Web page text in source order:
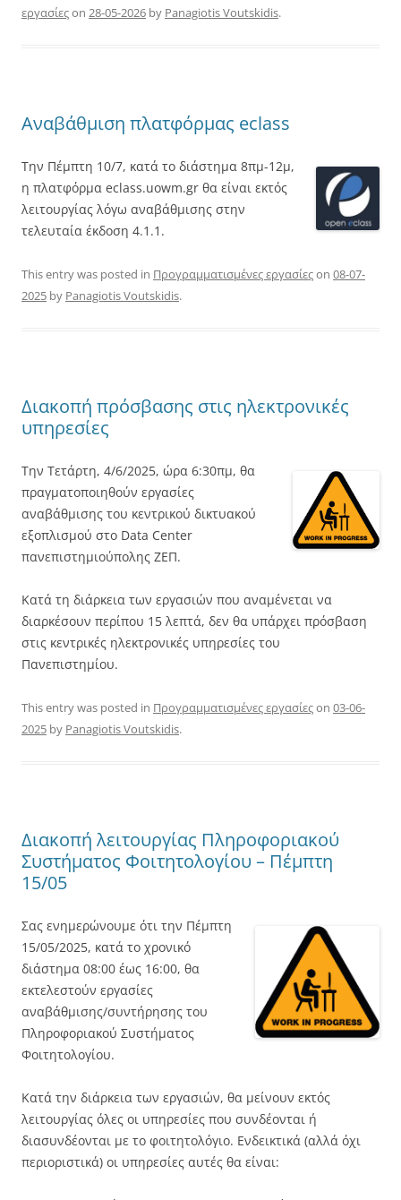
εργασίεςon 28-05-2026 by Panagiotis Voutskidis.
Αναβάθμιση πλατφόρμας eclass
Την Πέμπτη 10/7, κατά το διάστημα 8πμ-12μ,
η πλατφόρμα eclass.uowm.gr θα είναι εκτός
λειτουργίας λόγω αναβάθμισης στην
τελευταία έκδοση 4.1.1.
This entry was posted in Προγραμματισμένες εργασίεςon 08-07-
2025 by Panagiotis Voutskidis.
Διακοπή πρόσβασης στις ηλεκτρονικές
υπηρεσίες
Την Τετάρτη, 4/6/2025, ώρα 6:30πμ, θα
πραγματοποιηθούν εργασίες
αναβάθμισης του κεντρικού δικτυακού
εξοπλισμού στο Data Center
πανεπιστημιούπολης ΖΕΠ.
Κατά τη διάρκεια των εργασιών που αναμένεται να
διαρκέσουν περίπου 15 λεπτά, δεν θα υπάρχει πρόσβαση
στις κεντρικές ηλεκτρονικές υπηρεσίες του
Πανεπιστημίου.
This entry was posted in Προγραμματισμένες εργασίεςon 03-06-
2025 by Panagiotis Voutskidis.
Διακοπή λειτουργίας Πληροφοριακού
Συστήματος Φοιτητολογίου – Πέμπτη
15/05
Σας ενημερώνουμε ότι την Πέμπτη
15/05/2025, κατά το χρονικό
διάστημα 08:00 έως 16:00, θα
εκτελεστούν εργασίες
αναβάθμισης/συντήρησης του
Πληροφοριακού Συστήματος
Φοιτητολογίου.
Κατά την διάρκεια των εργασιών, θα μείνουν εκτός
λειτουργίας όλες οι υπηρεσίες που συνδέονται ή
διασυνδέονται με το φοιτητολόγιο. Ενδεικτικά (αλλά όχι
περιοριστικά) οι υπηρεσίες αυτές θα είναι: